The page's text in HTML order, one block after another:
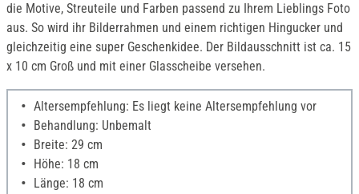
die Motive, Streuteile und Farben passend zu Ihrem Lieblings Foto
aus. So wird ihr Bilderrahmen und einem richtigen Hingucker und
gleichzeitig eine super Geschenkidee. Der Bildausschnitt ist ca. 15
x 10 cm Groß und mit einer Glasscheibe versehen.
Altersempfehlung: Es liegt keine Altersempfehlung vor
Behandlung: Unbemalt
Breite: 29 cm
Höhe: 18 cm
Länge: 18 cm